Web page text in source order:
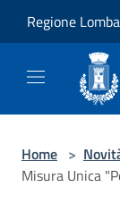
Regione
Home >
Misura Unica